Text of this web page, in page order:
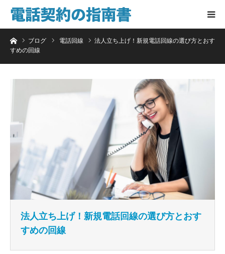
ホームブログ 電話回線
法人立ち上げ！新規電話回線の選び方とおす
すめの回線
法人立ち上げ！新規電話回線の選び方とおす
すめの回線